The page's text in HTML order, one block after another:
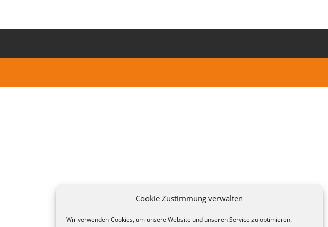
Cookie Zustimmung verwalten
Wir verwenden Cookies, um unsere Website und unseren Service zu optimieren.